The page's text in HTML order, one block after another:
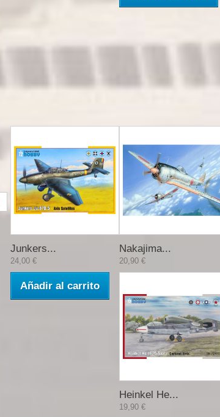
Junkers...
24,00 €
Añadir al carrito
Nakajima...
20,90 €
Heinkel He...
19,90 €